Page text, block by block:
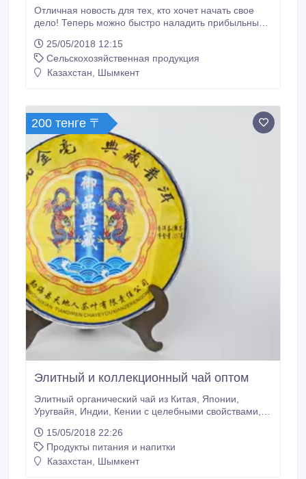
Отличная новость для тех, кто хочет начать свое
дело! Теперь можно быстро наладить прибыльный
разведении червя "Старатель" Начните получать
прибыль на переработке органических отходов -
солома, бумага, ботва, птичий помёт, навоз и
25/05/2018 12:15
Сельскохозяйственная продукция
Казахстан, Шымкент
200 тенге 〒
Элитный и коллекционный чай оптом
Элитный органический чай из Китая, Японии,
Уругвайя, Индии, Кении с целебными свойствами,
здоровье. Более 400 позиций самых известных
сортов пуэров, улунов, красного, белого чая, матча,
мате, ройбуш, с травами, фруктовыми смесями с
15/05/2018 22:26
Продукты питания и напитки
Казахстан, Шымкент